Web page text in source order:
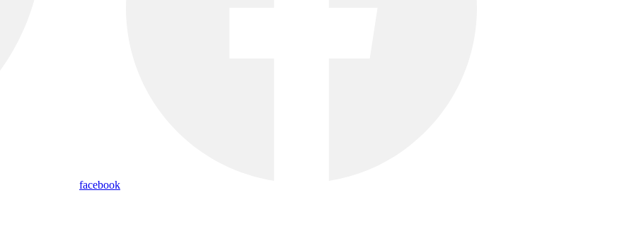
facebook